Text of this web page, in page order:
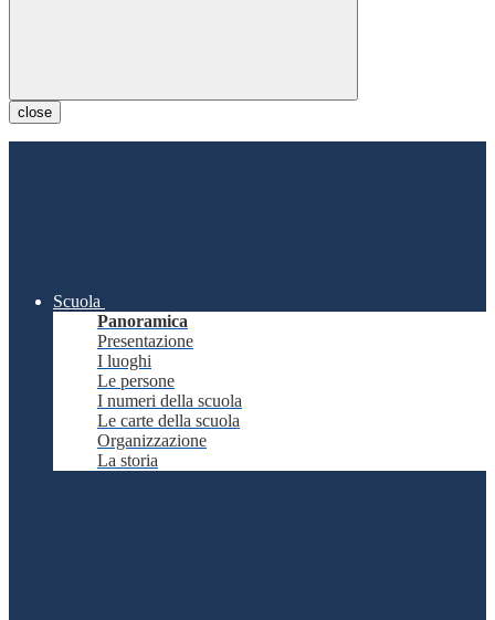
close
Scuola
Panoramica
Presentazione
I luoghi
Le persone
I numeri della scuola
Le carte della scuola
Organizzazione
La storia